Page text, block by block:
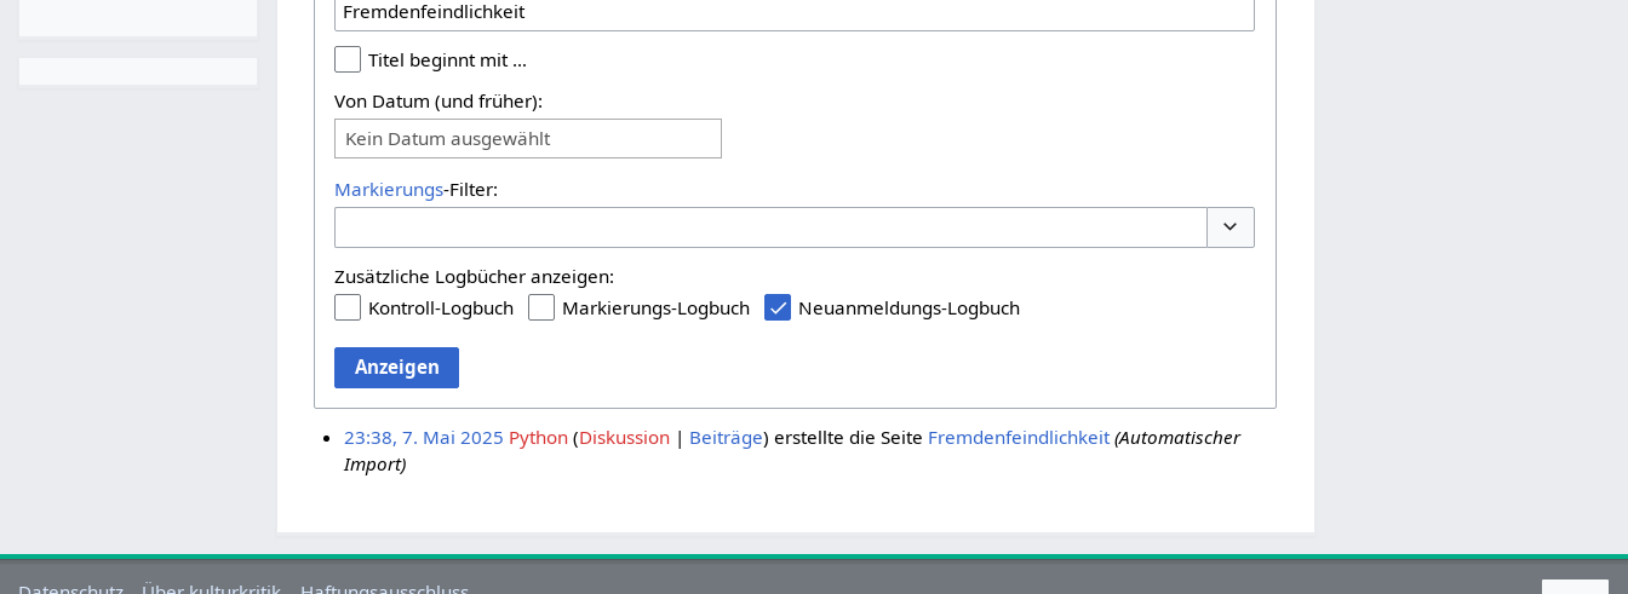
Titel beginnt mit …
Von Datum (und früher):
Kein Datum ausgewählt
Markierungs-Filter:
Zusätzliche Logbücher anzeigen:
Kontroll-Logbuch
Markierungs-Logbuch Neuanmeldungs-Logbuch
Anzeigen
23:38, 7. Mai 2025 Python Diskussion Beiträge erstellte die Seite Fremdenfeindlichkeit (Automatischer
Import)